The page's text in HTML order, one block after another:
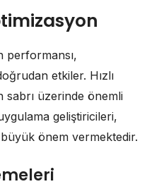
performansı,
etkiler. Hızlı
sabrı üzerinde önemli
geliştiricileri,
önem vermektedir.